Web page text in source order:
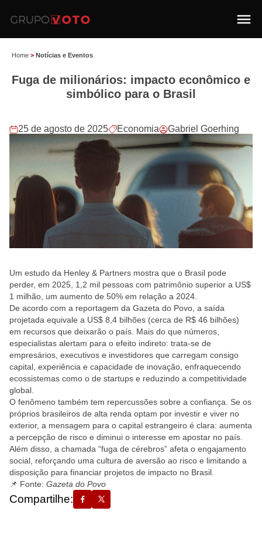
Home > Notícias e Eventos
Fuga de milionários: impacto econômico e
simbólico para o Brasil
25 de agosto de 2025 Economia Gabriel Goerhing
Um estudo da Henley & Partners mostra que o Brasil pode
perder, em 2025, 1,2 mil pessoas com patrimônio superior a US$
1 milhão, um aumento de 50% em relação a 2024.
De acordo com a reportagem da Gazeta do Povo, a saída
projetada equivale a US$ 8,4 bilhões (cerca de R$ 46 bilhões)
em recursos que deixarão o país. Mais do que números,
especialistas alertam para o efeito indireto: trata-se de
empresários, executivos e investidores que carregam consigo
capital, experiência e capacidade de inovação, enfraquecendo
ecossistemas como o de startups e reduzindo a competitividade
global.
O fenômeno também tem repercussões sobre a confiança. Se os
próprios brasileiros de alta renda optam por investir e viver no
exterior, a mensagem para o capital estrangeiro é clara: aumenta
a percepção de risco e diminui o interesse em apostar no país.
Além disso, a chamada “fuga de cérebros” afeta o engajamento
social, reforçando uma cultura de aversão ao risco e limitando a
disposição para financiar projetos de impacto no Brasil.
📌 Fonte: Gazeta do Povo
Compartilhe: